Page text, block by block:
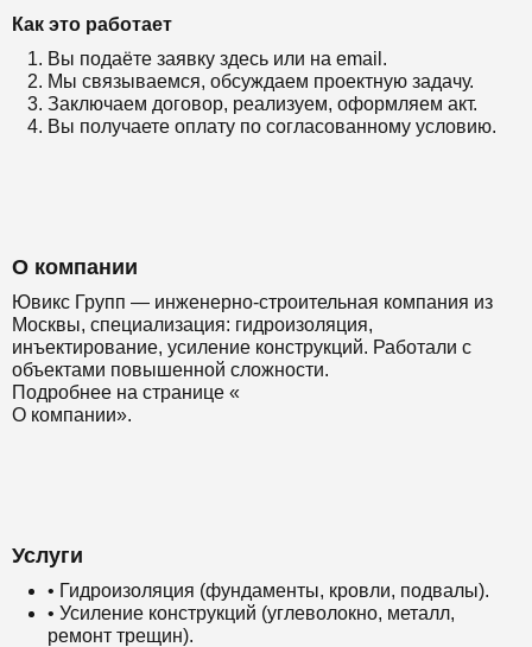
Как это работает
Вы подаёте заявку здесь или на email.
Мы связываемся, обсуждаем проектную задачу.
Заключаем договор, реализуем, оформляем акт.
Вы получаете оплату по согласованному условию.
О компании
Ювикс Групп — инженерно-строительная компания из
Москвы, специализация: гидроизоляция,
инъектирование, усиление конструкций. Работали с
объектами повышенной сложности.
Подробнее на странице «
О компании».
Услуги
• Гидроизоляция (фундаменты, кровли, подвалы).
• Усиление конструкций (углеволокно, металл,
ремонт трещин).